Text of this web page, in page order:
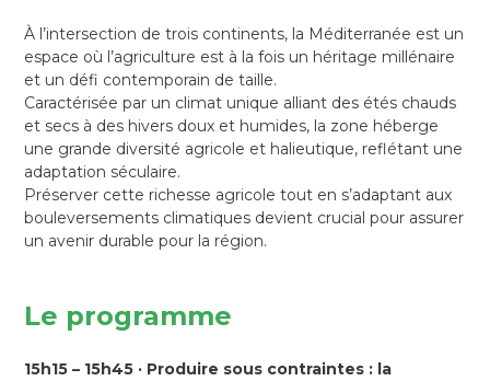
À l’intersection de trois continents, la Méditerranée est un
espace où l’agriculture est à la fois un héritage millénaire
et un défi contemporain de taille.
Caractérisée par un climat unique alliant des étés chauds
et secs à des hivers doux et humides, la zone héberge
une grande diversité agricole et halieutique, reflétant une
adaptation séculaire.
Préserver cette richesse agricole tout en s’adaptant aux
bouleversements climatiques devient crucial pour assurer
un avenir durable pour la région.
Le programme
15h15 – 15h45 · Produire sous contraintes : la